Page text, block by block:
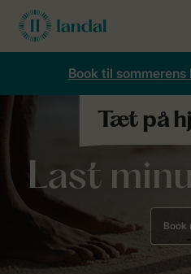
Book til
Last
Book